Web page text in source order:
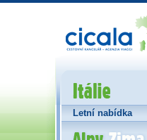
Itálie
Letní nabídka
Alpy Zima